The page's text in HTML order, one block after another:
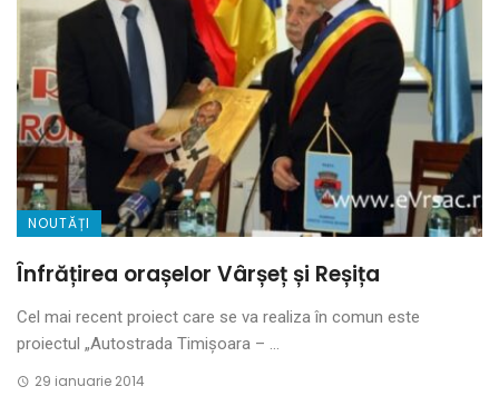
NOUTĂȚI
Înfrățirea orașelor Vârșeț și Reșița
Cel mai recent proiect care se va realiza în comun este
proiectul „Autostrada Timișoara – ...
29 ianuarie 2014